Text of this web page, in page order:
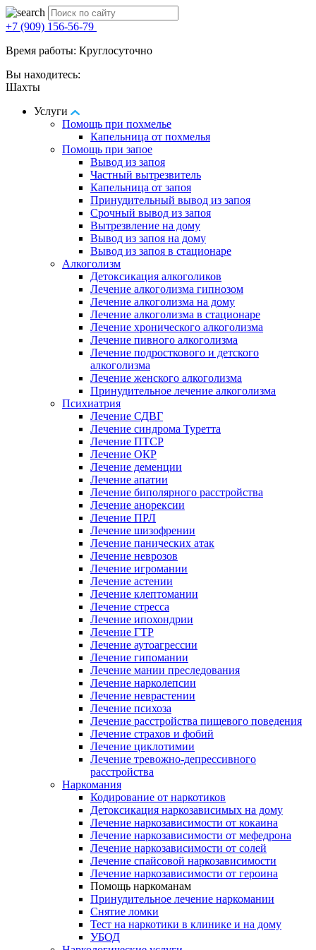
+7 (909) 156-56-79
Время работы: Круглосуточно
Вы находитесь:
Шахты
Услуги
Помощь при похмелье
Капельница от похмелья
Помощь при запое
Вывод из запоя
Частный вытрезвитель
Капельница от запоя
Принудительный вывод из запоя
Срочный вывод из запоя
Вытрезвление на дому
Вывод из запоя на дому
Вывод из запоя в стационаре
Алкоголизм
Детоксикация алкоголиков
Лечение алкоголизма гипнозом
Лечение алкоголизма на дому
Лечение алкоголизма в стационаре
Лечение хронического алкоголизма
Лечение пивного алкоголизма
Лечение подросткового и детского
алкоголизма
Лечение женского алкоголизма
Принудительное лечение алкоголизма
Психиатрия
Лечение СДВГ
Лечение синдрома Туретта
Лечение ПТСР
Лечение ОКР
Лечение деменции
Лечение апатии
Лечение биполярного расстройства
Лечение анорексии
Лечение ПРЛ
Лечение шизофрении
Лечение панических атак
Лечение неврозов
Лечение игромании
Лечение астении
Лечение клептомании
Лечение стресса
Лечение ипохондрии
Лечение ГТР
Лечение аутоагрессии
Лечение гипомании
Лечение мании преследования
Лечение нарколепсии
Лечение неврастении
Лечение психоза
Лечение расстройства пищевого поведения
Лечение страхов и фобий
Лечение циклотимии
Лечение тревожно-депрессивного
расстройства
Наркомания
Кодирование от наркотиков
Детоксикация наркозависимых на дому
Лечение наркозависимости от кокаина
Лечение наркозависимости от мефедрона
Лечение наркозависимости от солей
Лечение спайсовой наркозависимости
Лечение наркозависимости от героина
Помощь наркоманам
Принудительное лечение наркомании
Снятие ломки
Тест на наркотики в клинике и на дому
УБОД